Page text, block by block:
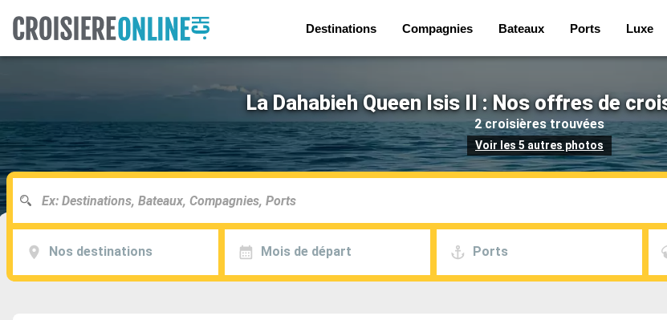
Destinations Compagnies Bateaux Ports Luxe
La Dahabieh Queen Isis II : Nos offres de
2 croisières trouvées
Voir les 5 autres photos
Nos destinations Mois de départ Ports